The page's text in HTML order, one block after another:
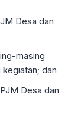
Desa dan
masing
dan
Desa dan